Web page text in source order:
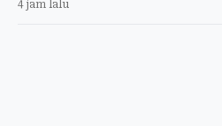
4 jam lalu